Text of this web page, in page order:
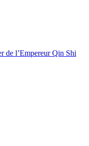
de l’Empereur Qin Shi